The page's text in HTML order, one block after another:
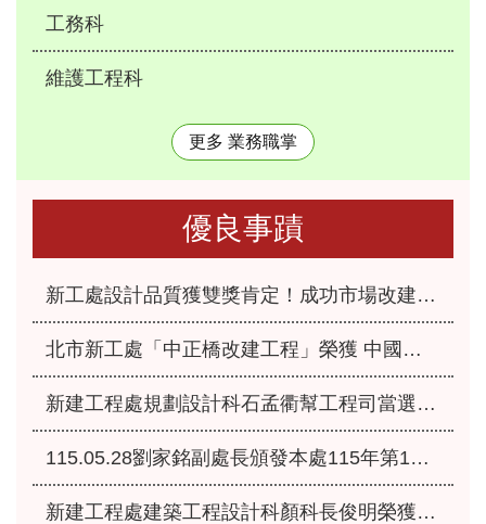
工務科
維護工程科
更多 業務職掌
優良事蹟
新工處設計品質獲雙獎肯定！成功市場改建、永福之家重建榮獲「2026國家卓越建設獎」
北市新工處「中正橋改建工程」榮獲 中國工程師學會115年「工程優良獎」肯定
新建工程處規劃設計科石孟衢幫工程司當選本府115年優良爸媽員工
115.05.28劉家銘副處長頒發本處115年第1季服務績優人員
新建工程處建築工程設計科顏科長俊明榮獲本府115年模範公務人員